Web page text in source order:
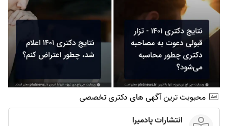
محبوبت ترین آگهی های دکتری تخصصی
انتشارات پادمیرا